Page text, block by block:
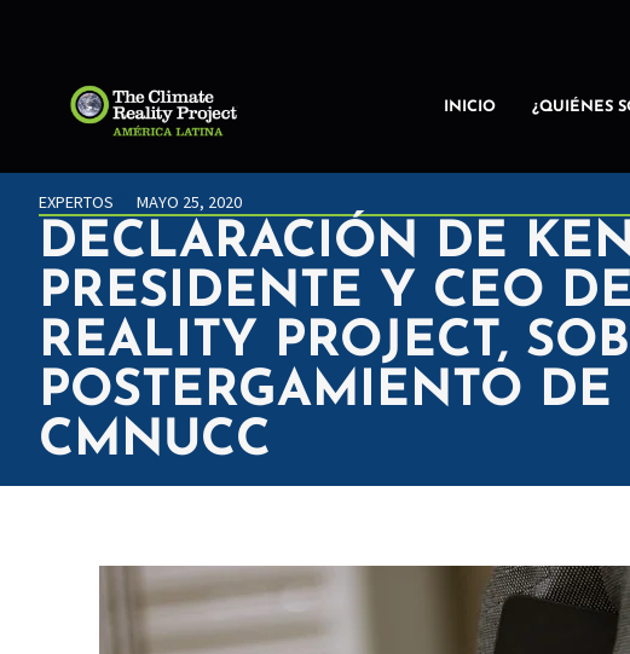
INICIO ¿QUIÉNES
EXPERTOS MAYO 25, 2020
DECLARACIÓN DE
PRESIDENTE Y CEO
REALITY PROJECT,
POSTERGAMIENTO
CMNUCC